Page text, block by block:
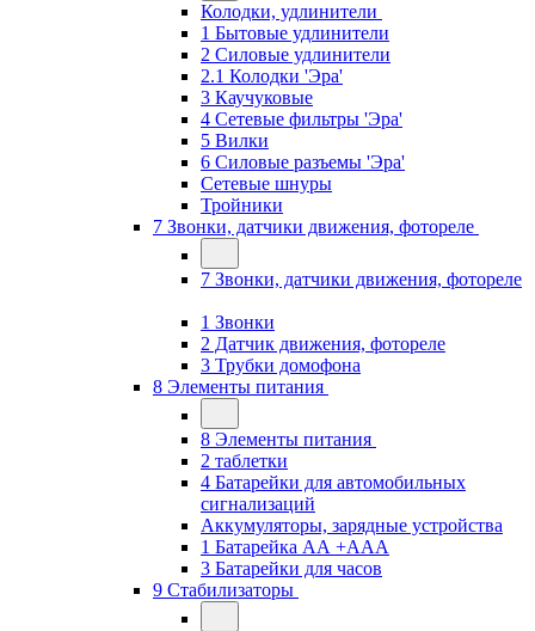
Колодки, удлинители
1 Бытовые удлинители
2 Силовые удлинители
2.1 Колодки 'Эра'
3 Каучуковые
4 Сетевые фильтры 'Эра'
5 Вилки
6 Силовые разъемы 'Эра'
Сетевые шнуры
Тройники
7 Звонки, датчики движения, фотореле
7 Звонки, датчики движения, фотореле
1 Звонки
2 Датчик движения, фотореле
3 Трубки домофона
8 Элементы питания
8 Элементы питания
2 таблетки
4 Батарейки для автомобильных
сигнализаций
Аккумуляторы, зарядные устройства
1 Батарейка АА +ААА
3 Батарейки для часов
9 Стабилизаторы